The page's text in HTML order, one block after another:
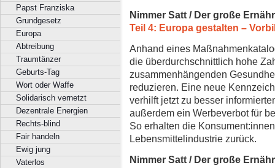
Papst Franziska
Grundgesetz
Europa
Abtreibung
Traumtänzer
Geburts-Tag
Wort oder Waffe
Solidarisch vernetzt
Dezentrale Energien
Rechts-blind
Fair handeln
Ewig jung
Vaterlos
Nimmer Satt / Der große
Teil 4: Europa gestalten –
Anhand eines
die überdurchschnittlich hohe
zusammenhängenden
reduzieren. Eine neue
verhilft jetzt zu besser
außerdem ein Werbeverbot für
So erhalten die
Lebensmittelindustrie zurück.
Nimmer Satt / Der große